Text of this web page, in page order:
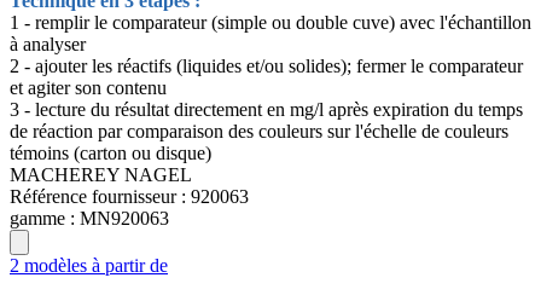
1 - remplir le comparateur (simple ou double cuve) avec l'échantillon
à analyser
2 - ajouter les réactifs (liquides et/ou solides); fermer le comparateur
et agiter son contenu
3 - lecture du résultat directement en mg/l après expiration du temps
de réaction par comparaison des couleurs sur l'échelle de couleurs
témoins (carton ou disque)
MACHEREY NAGEL
Référence fournisseur : 920063
gamme : MN920063
2 modèles à partir de